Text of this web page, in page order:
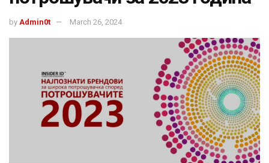
by Admin0t March 26, 2024